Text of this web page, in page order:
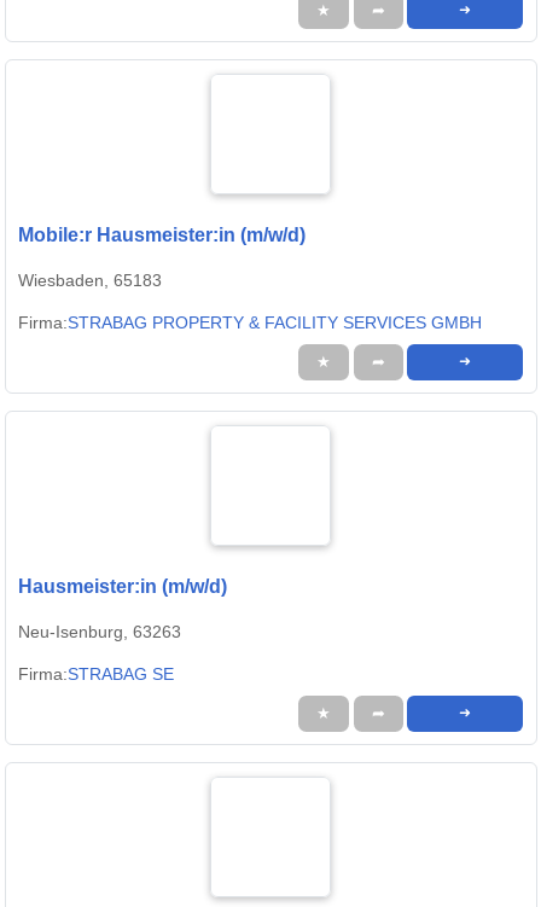
★ ➦ ➜
Mobile:r Hausmeister:in (m/w/d)
Wiesbaden, 65183
Firma:STRABAG PROPERTY & FACILITY SERVICES GMBH
★ ➦ ➜
Hausmeister:in (m/w/d)
Neu-Isenburg, 63263
Firma:STRABAG SE
★ ➦ ➜